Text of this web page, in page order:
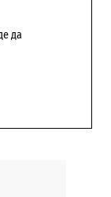
да